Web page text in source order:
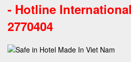
- Hotline
2770404